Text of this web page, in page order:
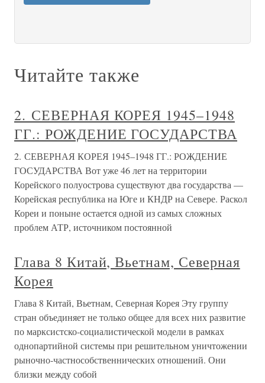
Читайте также
2. СЕВЕРНАЯ КОРЕЯ 1945–1948
ГГ.: РОЖДЕНИЕ ГОСУДАРСТВА
2. СЕВЕРНАЯ КОРЕЯ 1945–1948 ГГ.: РОЖДЕНИЕ
ГОСУДАРСТВА Вот уже 46 лет на территории
Корейского полуострова существуют два государства —
Корейская республика на Юге и КНДР на Севере. Раскол
Кореи и поныне остается одной из самых сложных
проблем АТР, источником постоянной
Глава 8 Китай, Вьетнам, Северная
Корея
Глава 8 Китай, Вьетнам, Северная Корея Эту группу
стран объединяет не только общее для всех них развитие
по марксистско-социалистической модели в рамках
однопартийной системы при решительном уничтожении
рыночно-частнособственнических отношений. Они
близки между собой